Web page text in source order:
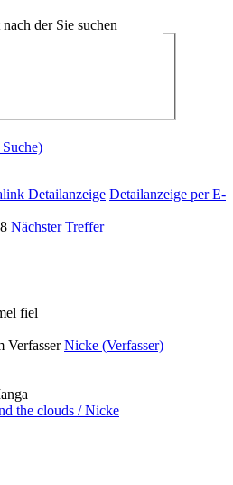
der Sie suchen
Detailanzeige Detailanzeige per E-
Nächster Treffer
fiel
Verfasser Nicke (Verfasser)
the clouds / Nicke